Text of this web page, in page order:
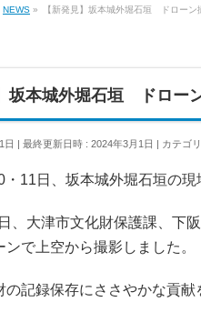
NEWS » 【新発見】坂本城外堀石垣 ドローン
坂本城外堀石垣 ドロー
日 最終更新日時 : 2024年3月1日 カテゴ
11日、坂本城外堀石垣の現
、大津市文化財保護課、下
で上空から撮影しました。
の記録保存にささやかな貢献